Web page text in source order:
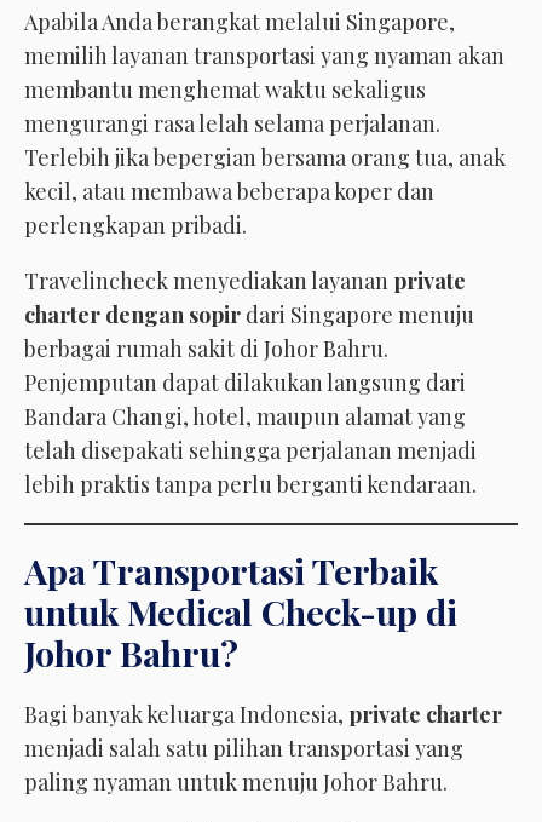
Apabila Anda berangkat melalui Singapore,
memilih layanan transportasi yang nyaman akan
membantu menghemat waktu sekaligus
mengurangi rasa lelah selama perjalanan.
Terlebih jika bepergian bersama orang tua, anak
kecil, atau membawa beberapa koper dan
perlengkapan pribadi.
Travelincheck menyediakan layanan private
charter dengan sopir dari Singapore menuju
berbagai rumah sakit di Johor Bahru.
Penjemputan dapat dilakukan langsung dari
Bandara Changi, hotel, maupun alamat yang
telah disepakati sehingga perjalanan menjadi
lebih praktis tanpa perlu berganti kendaraan.
Apa Transportasi Terbaik
untuk Medical Check-up di
Johor Bahru?
Bagi banyak keluarga Indonesia, private charter
menjadi salah satu pilihan transportasi yang
paling nyaman untuk menuju Johor Bahru.